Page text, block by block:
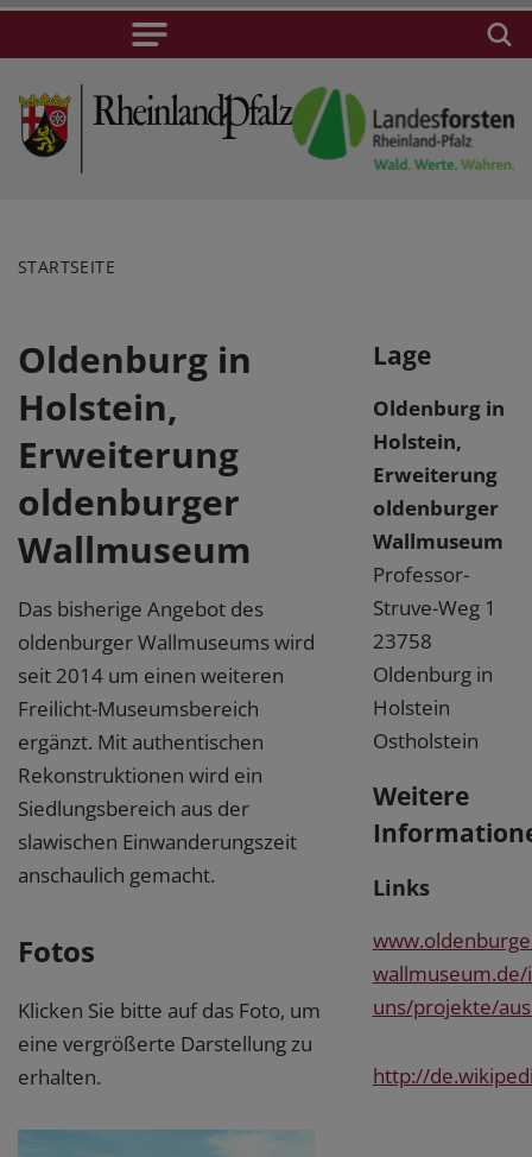
STARTSEITE
Oldenburg in
Holstein,
Erweiterung
oldenburger
Wallmuseum
Das bisherige Angebot des
oldenburger Wallmuseums wird
seit 2014 um einen weiteren
Freilicht-Museumsbereich
ergänzt. Mit authentischen
Rekonstruktionen wird ein
Siedlungsbereich aus der
slawischen Einwanderungszeit
anschaulich gemacht.
Fotos
Klicken Sie bitte auf das Foto, um
eine vergrößerte Darstellung zu
erhalten.
Lage
Oldenburg in
Holstein,
Erweiterung
oldenburger
Wallmuseum
Professor-
Struve-Weg 1
23758
Oldenburg in
Holstein
Ostholstein
Weitere
Links
uns/projekte/
http://